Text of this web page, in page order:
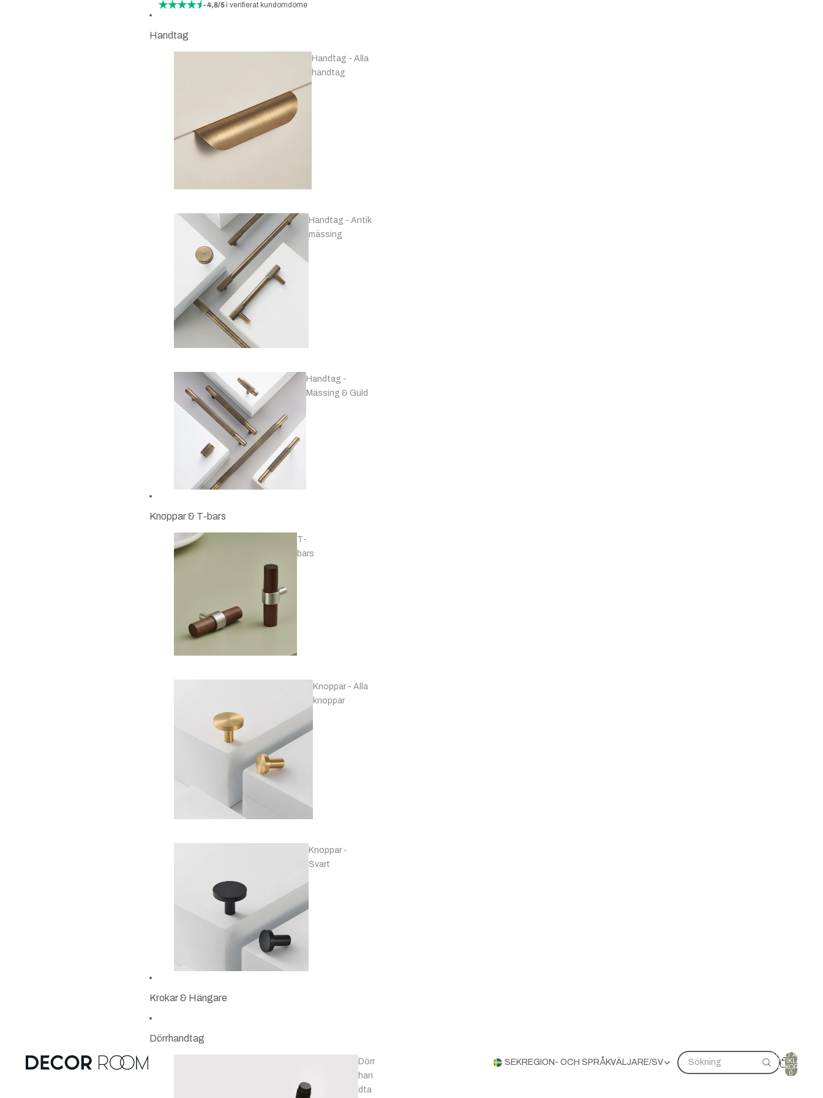
- 4,8/5i verifierat kundomdöme
Handtag
Handtag - Alla
handtag
Handtag - Antik
mässing
Handtag -
Mässing & Guld
Svarta & Grå
Handtag -
Handtag -
Koppar
Knoppar & T-bars
T-
bars
Knoppar - Alla
knoppar
Knoppar -
Svart
Krokar & Hängare
Dörrhandtag
Dörr
han
dta
SEKREGION- OCH SPRÅKVÄLJARE/SV Sökning
TOTALT ANTAL
ARTIKLAR I
VARUKORGEN:
0